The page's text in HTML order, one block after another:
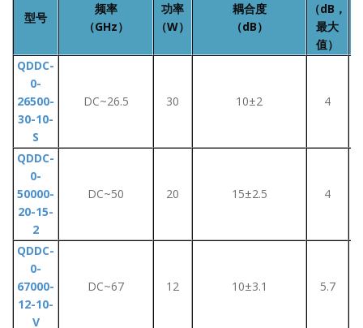
型号
频率
（GHz）
功率
（W）
耦合度
（dB）
（dB，
最大
值）
QDDC-
0-
26500-
30-10-
S
DC~26.5 30 10±2 4
QDDC-
0-
50000-
20-15-
2
DC~50 20 15±2.5 4
QDDC-
0-
67000-
12-10-
V
DC~67 12 10±3.1 5.7